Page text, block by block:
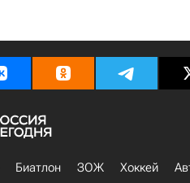
Биатлон ЗОЖ Хоккей